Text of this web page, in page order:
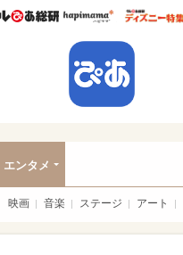
ウレぴあ総研ハピママ*
エンタメ
映画 音楽 ステージ アート